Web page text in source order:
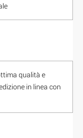
qualità e
in linea con